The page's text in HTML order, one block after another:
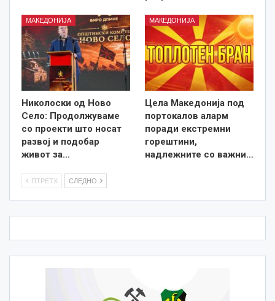
МАКЕДОНИЈА
Николоски од Ново
Село: Продолжуваме
со проекти што носат
развој и подобар
живот за…
МАКЕДОНИЈА
Цела Македонија под
портокалов аларм
поради екстремни
горештини,
надлежните со важни…
ПТРЕТХ СЛЕДНО